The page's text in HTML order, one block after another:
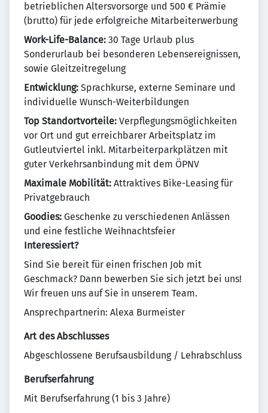
betrieblichen Altersvorsorge und 500 € Prämie
(brutto) für jede erfolgreiche Mitarbeiterwerbung
Work-Life-Balance: 30 Tage Urlaub plus
Sonderurlaub bei besonderen Lebensereignissen,
sowie Gleitzeitregelung
Entwicklung: Sprachkurse, externe Seminare und
individuelle Wunsch-Weiterbildungen
Top Standortvorteile: Verpflegungsmöglichkeiten
vor Ort und gut erreichbarer Arbeitsplatz im
Gutleutviertel inkl. Mitarbeiterparkplätzen mit
guter Verkehrsanbindung mit dem ÖPNV
Maximale Mobilität: Attraktives Bike-Leasing für
Privatgebrauch
Goodies: Geschenke zu verschiedenen Anlässen
und eine festliche Weihnachtsfeier
Interessiert?
Sind Sie bereit für einen frischen Job mit
Geschmack? Dann bewerben Sie sich jetzt bei uns!
Wir freuen uns auf Sie in unserem Team.
Ansprechpartnerin: Alexa Burmeister
Art des Abschlusses
Abgeschlossene Berufsausbildung / Lehrabschluss
Berufserfahrung
Mit Berufserfahrung (1 bis 3 Jahre)